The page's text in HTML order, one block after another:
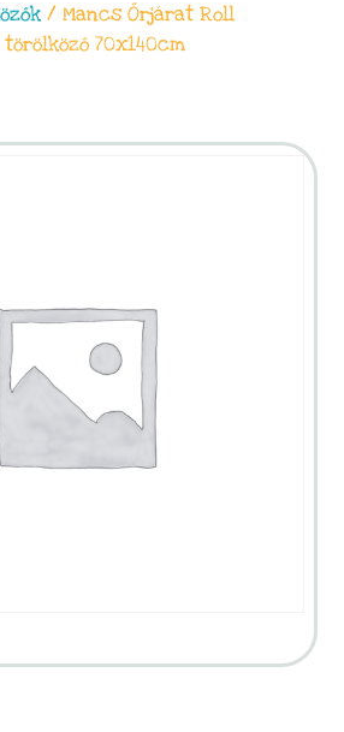
/ Mancs Őrjárat Roll
70x140cm